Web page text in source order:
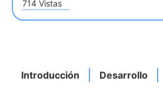
714 Vistas
Introducción Desarrollo